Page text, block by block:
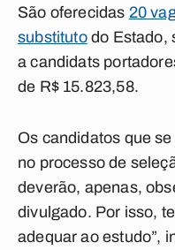
São oferecidas 20
substitutodo Estado,
a candidats
de R$ 15.823,58.
Os candidatos que
no processo de
deverão, apenas,
divulgado. Por isso,
adequar ao estudo”,